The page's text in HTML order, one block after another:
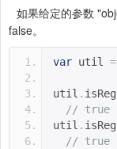
如果给定的参数
false。
var util =
util .
// true
util .
// true